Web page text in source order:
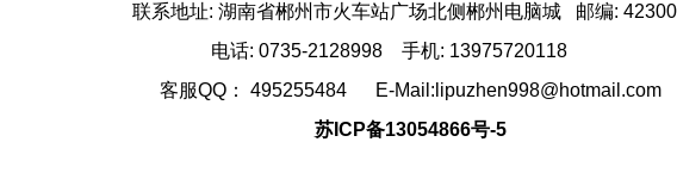
联系地址: 湖南省郴州市火车站广场北侧郴州电脑城 邮编:
电话: 0735-2128998 手机: 13975720118
客服QQ： 495255484 E-Mail:lipuzhen998@hotmail.com
苏ICP备13054866号-5